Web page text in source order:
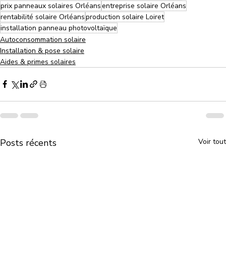
prix panneaux solaires Orléansentreprise solaire Orléans
rentabilité solaire Orléansproduction solaire Loiret
installation panneau photovoltaïque
Autoconsommation solaire
Installation & pose solaire
Aides & primes solaires
Posts récents Voir tout